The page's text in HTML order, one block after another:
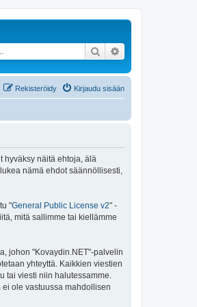
Etsi
Kirjaudu sisään
Rekisteröidy
hyväksy näitä ehtoja, älä
nämä ehdot säännöllisesti,
"General Public License v2" -
mitä sallimme tai kiellämme
johon "Kovaydin.NET"-palvelin
yhteyttä. Kaikkien viestien
tai viesti niin halutessamme.
ole vastuussa mahdollisen